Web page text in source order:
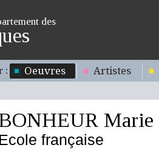
des
: Oeuvres Artistes
Marie
Ecole française